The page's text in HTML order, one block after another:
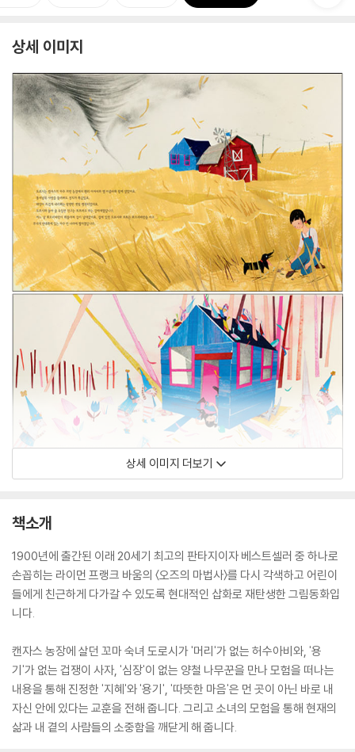
상세 이미지
상세 이미지 더보기
책소개
1900년에 출간된 이래 20세기 최고의 판타지이자 베스트셀러 중 하나로
손꼽히는 라이먼 프랭크 바움의 〈오즈의 마법사〉를 다시 각색하고 어린이
들에게 친근하게 다가갈 수 있도록 현대적인 삽화로 재탄생한 그림동화입
니다.
캔자스 농장에 살던 꼬마 숙녀 도로시가 '머리'가 없는 허수아비와, '용
기'가 없는 겁쟁이 사자, '심장'이 없는 양철 나무꾼을 만나 모험을 떠나는
내용을 통해 진정한 '지혜'와 '용기', '따뜻한 마음'은 먼 곳이 아닌 바로 내
자신 안에 있다는 교훈을 전해 줍니다. 그리고 소녀의 모험을 통해 현재의
삶과 내 곁의 사람들의 소중함을 깨닫게 해 줍니다.